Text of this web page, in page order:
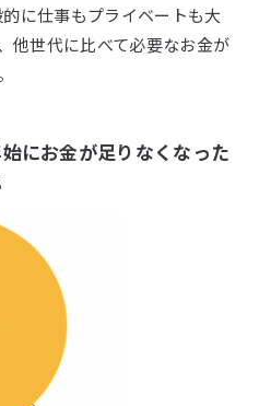
に仕事もプライベートも大
他世代に比べて必要なお金が
にお金が足りなくなった